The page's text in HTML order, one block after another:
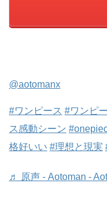
@aotomanx
#ワンピース #ワンピ
ス感動シーン
格好いい #理想と現実
♬ 原声 - Aotoman -